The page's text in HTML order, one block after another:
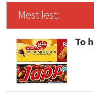
Mest lest:
To